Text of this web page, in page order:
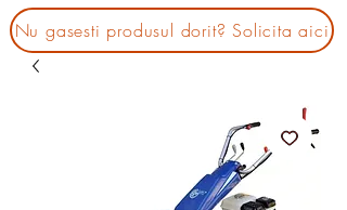
Nu gasesti produsul dorit? Solicita aici